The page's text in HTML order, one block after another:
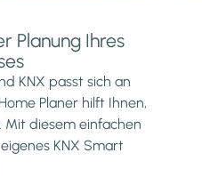
Planung Ihres
KNX passt sich an
Planer hilft Ihnen,
diesem einfachen
KNX Smart